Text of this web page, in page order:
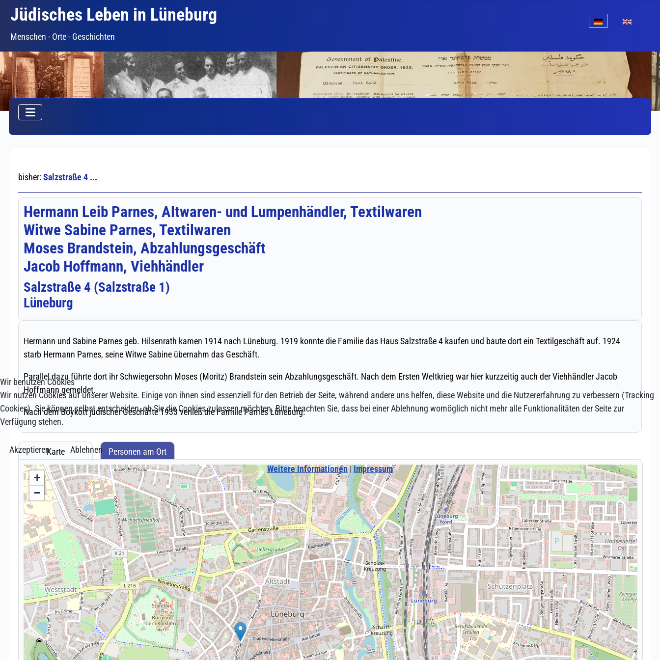
Jüdisches Leben in Lüneburg
Menschen - Orte - Geschichten
Wir benutzen Cookies
Wir nutzen Cookies auf unserer Website. Einige von ihnen sind essenziell für den Betrieb der Seite, während andere uns helfen, diese Website und die Nutzererfahrung zu verbessern (Tracking
Cookies). Sie können selbst entscheiden, ob Sie die Cookies zulassen möchten. Bitte beachten Sie, dass bei einer Ablehnung womöglich nicht mehr alle Funktionalitäten der Seite zur
Verfügung stehen.
Akzeptieren
Ablehnen
Weitere Informationen|Impressum